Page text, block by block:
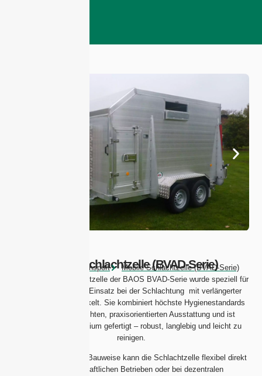
Mobile Schlachtzelle (BVAD-Serie)
Viehtransport
Mobile Schlachtzelle (BVAD-Serie)
Die teilmobile Schlachtzelle der BAOS BVAD-Serie wurde speziell für
den professionellen Einsatz bei der Schlachtung mit verlängerter
Schlachtbank entwickelt. Sie kombiniert höchste Hygienestandards
mit einer durchdachten, praxisorientierten Ausstattung und ist
komplett aus Aluminium gefertigt – robust, langlebig und leicht zu
reinigen.
Dank der kompakten Bauweise kann die Schlachtzelle flexibel direkt
auf landwirtschaftlichen Betrieben oder bei dezentralen